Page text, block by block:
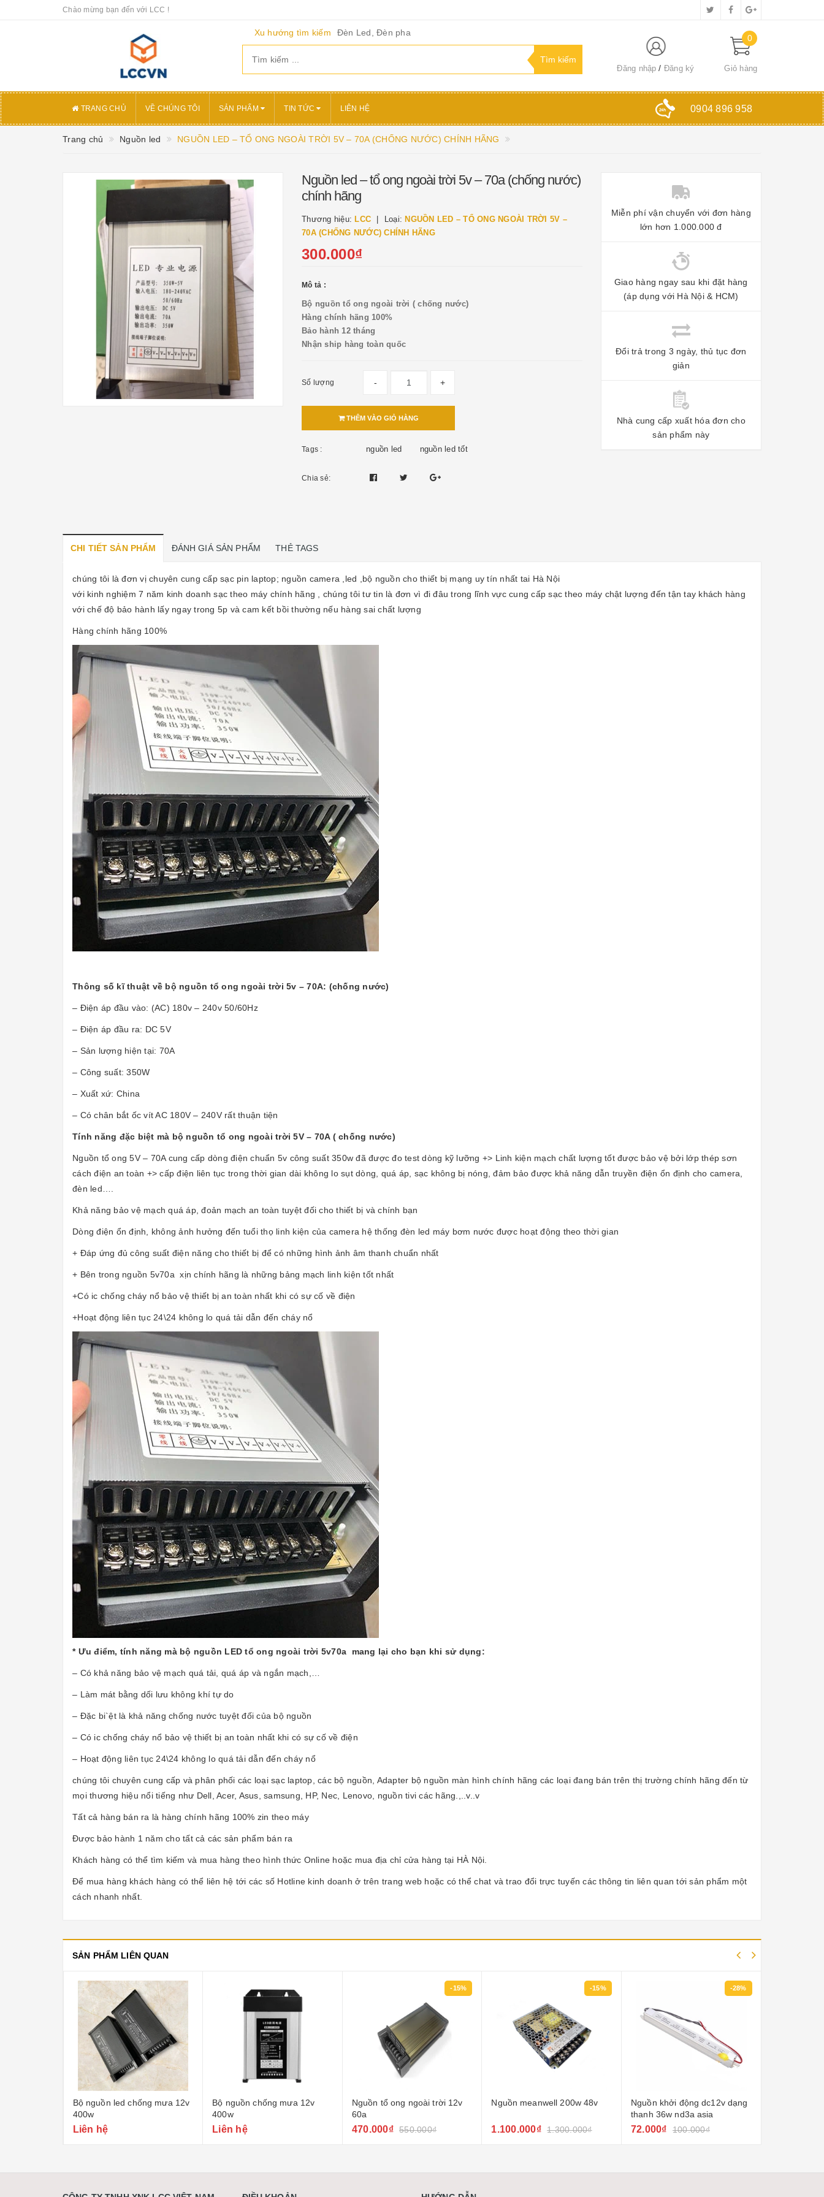
Chào mừng bạn đến với LCC !
Xu hướng tìm kiếm Đèn Led, Đèn pha
Đăng nhập Đăng ký
0
Giỏ hàng
TRANG CHỦ VỀ CHÚNG TÔI SẢN PHẨM TIN TỨC LIÊN HỆ 0904 896 958
Trang chủ Nguồn led NGUỒN LED – TỔ ONG NGOÀI TRỜI 5V – 70A (CHỐNG NƯỚC) CHÍNH HÃNG
Nguồn led – tổ ong ngoài trời 5v – 70a (chống nước)
chính hãng
Thương hiệu: LCC Loại: NGUỒN LED – TỔ ONG NGOÀI TRỜI 5V –
70A (CHỐNG NƯỚC) CHÍNH HÃNG
300.000₫
Mô tả :
Bộ nguồn tổ ong ngoài trời ( chống nước)
Hàng chính hãng 100%
Bảo hành 12 tháng
Nhận ship hàng toàn quốc
Số lượng - +
THÊM VÀO GIỎ HÀNG
Tags : nguồn led nguồn led tốt
Chia sẻ:
Miễn phí vận chuyển với đơn hàng
lớn hơn 1.000.000 đ
Giao hàng ngay sau khi đặt hàng
(áp dụng với Hà Nội & HCM)
Đổi trả trong 3 ngày, thủ tục đơn
giản
Nhà cung cấp xuất hóa đơn cho
sản phẩm này
CHI TIẾT SẢN PHẨM ĐÁNH GIÁ SẢN PHẨM THẺ TAGS
chúng tôi là đơn vị chuyên cung cấp sạc pin laptop; nguồn camera ,led ,bộ nguồn cho thiết bị mạng uy tín nhất tai Hà Nội
với kinh nghiệm 7 năm kinh doanh sạc theo máy chính hãng , chúng tôi tư tin là đơn vì đi đâu trong lĩnh vực cung cấp sạc theo máy chật lượng đến tận tay khách hàng
với chế độ bảo hành lấy ngay trong 5p và cam kết bồi thường nếu hàng sai chất lượng
Hàng chính hãng 100%
Thông số kĩ thuật về bộ nguồn tổ ong ngoài trời 5v – 70A: (chống nước)
– Điện áp đầu vào: (AC) 180v – 240v 50/60Hz
– Điện áp đầu ra: DC 5V
– Sản lượng hiện tại: 70A
– Công suất: 350W
– Xuất xứ: China
– Có chân bắt ốc vít AC 180V – 240V rất thuận tiện
Tính năng đặc biệt mà bộ nguồn tổ ong ngoài trời 5V – 70A ( chống nước)
Nguồn tổ ong 5V – 70A cung cấp dòng điện chuẩn 5v công suất 350w đã được đo test dòng kỹ lưỡng +> Linh kiện mạch chất lượng tốt được bảo vệ bởi lớp thép sơn
cách điện an toàn +> cấp điện liên tục trong thời gian dài không lo sụt dòng, quá áp, sạc không bị nóng, đảm bảo được khả năng dẫn truyền điện ổn định cho camera,
đèn led….
Khả năng bảo vệ mạch quá áp, đoản mạch an toàn tuyệt đối cho thiết bị và chính bạn
Dòng điện ổn định, không ảnh hưởng đến tuổi thọ linh kiện của camera hệ thống đèn led máy bơm nước được hoạt động theo thời gian
+ Đáp ứng đủ công suất điện năng cho thiết bị để có những hình ảnh âm thanh chuẩn nhất
+ Bên trong nguồn 5v70a xịn chính hãng là những bảng mạch linh kiện tốt nhất
+Có ic chống cháy nổ bảo vệ thiết bị an toàn nhất khi có sự cố về điện
+Hoạt động liên tục 24\24 không lo quá tải dẫn đến cháy nổ
* Ưu điểm, tính năng mà bộ nguồn LED tổ ong ngoài trời 5v70a mang lại cho bạn khi sử dụng:
– Có khả năng bảo vệ mạch quá tải, quá áp và ngắn mạch,…
– Làm mát bằng dối lưu không khí tự do
– Đặc bi`ệt là khả năng chống nước tuyệt đối của bộ nguồn
– Có ic chống cháy nổ bảo vệ thiết bị an toàn nhất khi có sự cố về điện
– Hoạt động liên tục 24\24 không lo quá tải dẫn đến cháy nổ
chúng tôi chuyên cung cấp và phân phối các loại sạc laptop, các bộ nguồn, Adapter bộ nguồn màn hình chính hãng các loại đang bán trên thị trường chính hãng đến từ
mọi thương hiệu nổi tiếng như Dell, Acer, Asus, samsung, HP, Nec, Lenovo, nguồn tivi các hãng.,..v..v
Tất cả hàng bán ra là hàng chính hãng 100% zin theo máy
Được bảo hành 1 năm cho tất cả các sản phẩm bán ra
Khách hàng có thể tìm kiếm và mua hàng theo hình thức Online hoặc mua địa chỉ cửa hàng tại HÀ Nội.
Để mua hàng khách hàng có thể liên hệ tới các số Hotline kinh doanh ở trên trang web hoặc có thể chat và trao đổi trực tuyến các thông tin liên quan tới sản phẩm một
cách nhanh nhất.
SẢN PHẨM LIÊN QUAN
Bộ nguồn led chống mưa 12v
400w
Liên hệ
Bộ nguồn chống mưa 12v
400w
Liên hệ
-15%
Nguồn tổ ong ngoài trời 12v
60a
470.000₫ 550.000₫
-15%
Nguồn meanwell 200w 48v
1.100.000₫ 1.300.000₫
-28%
Nguồn khởi động dc12v dạng
thanh 36w nd3a asia
72.000₫ 100.000₫